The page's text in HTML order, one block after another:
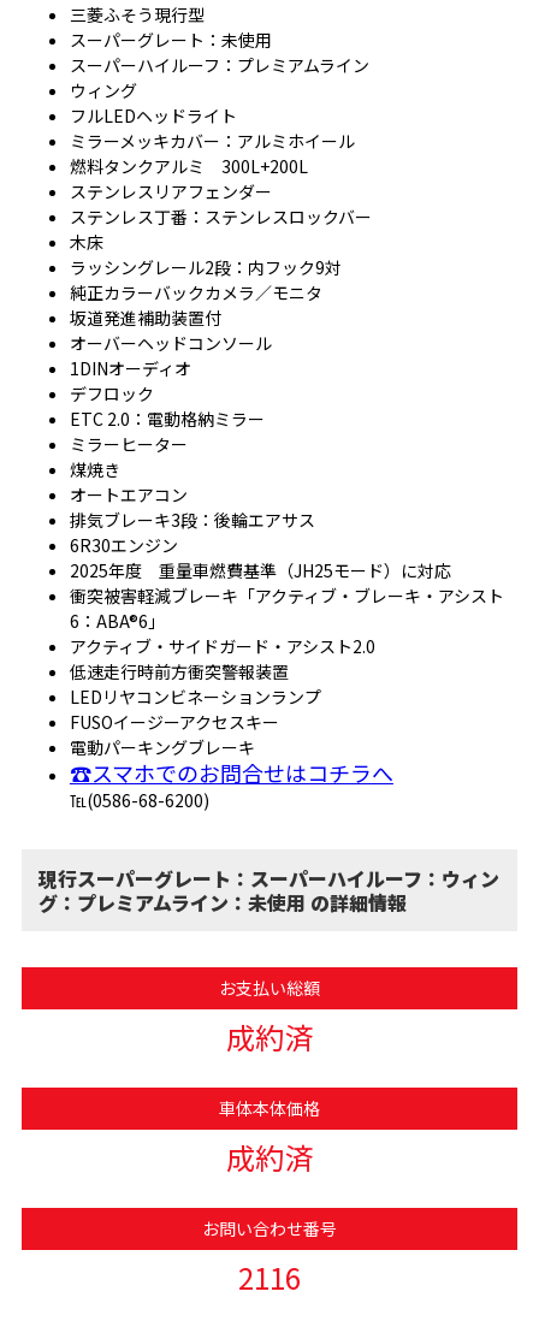
三菱ふそう現行型
スーパーグレート：未使用
スーパーハイルーフ：プレミアムライン
ウィング
フルLEDヘッドライト
ミラーメッキカバー：アルミホイール
燃料タンクアルミ 300L+200L
ステンレスリアフェンダー
ステンレス丁番：ステンレスロックバー
木床
ラッシングレール2段：内フック9対
純正カラーバックカメラ／モニタ
坂道発進補助装置付
オーバーヘッドコンソール
1DINオーディオ
デフロック
ETC 2.0：電動格納ミラー
ミラーヒーター
煤焼き
オートエアコン
排気ブレーキ3段：後輪エアサス
6R30エンジン
2025年度 重量車燃費基準（JH25モード）に対応
衝突被害軽減ブレーキ「アクティブ・ブレーキ・アシスト
6：ABA®6」
アクティブ・サイドガード・アシスト2.0
低速走行時前方衝突警報装置
LEDリヤコンビネーションランプ
FUSOイージーアクセスキー
電動パーキングブレーキ
☎スマホでのお問合せはコチラへ
℡(0586-68-6200)
現行スーパーグレート：スーパーハイルーフ：ウィン
グ：プレミアムライン：未使用 の詳細情報
お支払い総額
成約済
車体本体価格
成約済
お問い合わせ番号
2116